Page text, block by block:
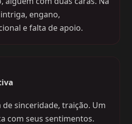
engano,
e falta de apoio.
sinceridade, traição. Um
com seus sentimentos.